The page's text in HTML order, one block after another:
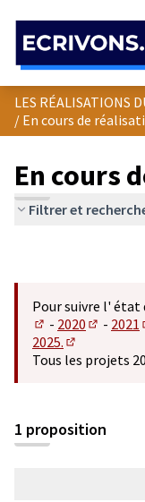
/ En cours de
En cours
Filtrer et
Pour suivre l' état
(S'ouvre dans un
- 2020 - 2021
2025.
(S'ouvre
Tous les projets
1 proposition